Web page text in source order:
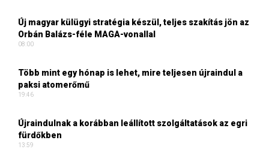
Új magyar külügyi stratégia készül, teljes szakítás jön az
Orbán Balázs-féle MAGA-vonallal
08:00
Több mint egy hónap is lehet, mire teljesen újraindul a
paksi atomerőmű
19:46
Újraindulnak a korábban leállított szolgáltatások az egri
fürdőkben
13:59